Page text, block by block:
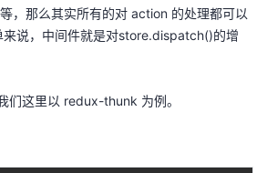
，那么其实所有的对 action 的处理都可以
来说，中间件就是对store.dispatch()的增
们这里以 redux-thunk 为例。